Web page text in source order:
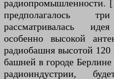
радиопромышленности.
предполагалось
рассматривалась
особенно высокой
радиобашня высотой
башней в городе
радиоиндустрии,